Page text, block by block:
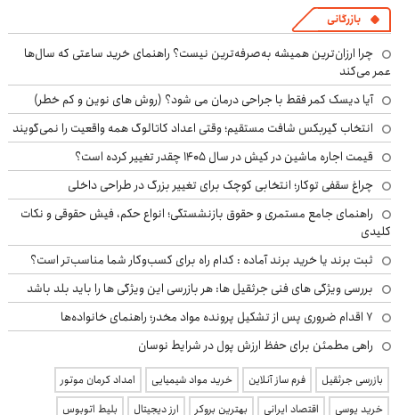
بازرگانی
چرا ارزان‌ترین همیشه به‌صرفه‌ترین نیست؟ راهنمای خرید ساعتی که سال‌ها
عمر می‌کند
آیا دیسک کمر فقط با جراحی درمان می شود؟ (روش های نوین و کم خطر)
انتخاب گیربکس شافت مستقیم؛ وقتی اعداد کاتالوگ همه واقعیت را نمی‌گویند
قیمت اجاره ماشین در کیش در سال ۱۴۰۵ چقدر تغییر کرده است؟
چراغ سقفی توکار؛ انتخابی کوچک برای تغییر بزرگ در طراحی داخلی
راهنمای جامع مستمری و حقوق بازنشستگی؛ انواع حکم، فیش حقوقی و نکات
کلیدی
ثبت برند یا خرید برند آماده : کدام راه برای کسب‌وکار شما مناسب‌تر است؟
بررسی ویژگی های فنی جرثقیل ها: هر بازرسی این ویژگی ها را باید بلد باشد
۷ اقدام ضروری پس از تشکیل پرونده مواد مخدر؛ راهنمای خانواده‌ها
راهی مطمئن برای حفظ ارزش پول در شرایط نوسان
بازرسی جرثقیل فرم ساز آنلاین خرید مواد شیمیایی
امداد کرمان موتور
خرید یوسی
اقتصاد ایرانی بهترین بروکر ارز دیجیتال بلیط اتوبوس